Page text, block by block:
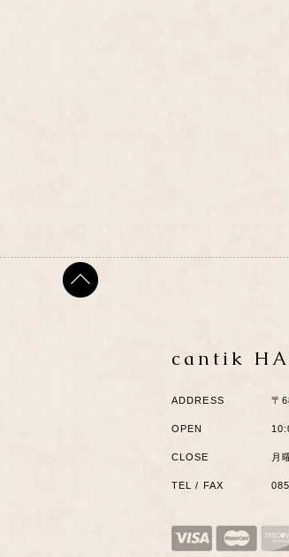
cantik
ADDRESS 〒
OPEN
CLOSE 月
TEL / FAX